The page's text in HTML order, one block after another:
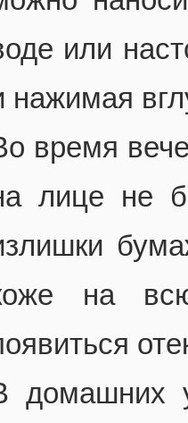
или
нажимая
время
лице не
на
домашних